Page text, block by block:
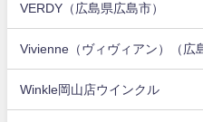
VERDY（広島県広島市）
Vivienne（ヴィヴィアン）（広
Winkle岡山店ウインクル